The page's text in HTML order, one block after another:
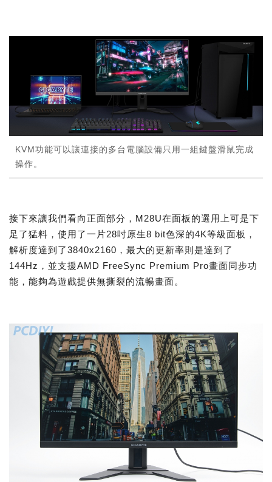
KVM功能可以讓連接的多台電腦設備只用一組鍵盤滑鼠完成
操作。
接下來讓我們看向正面部分，M28U在面板的選用上可是下
足了猛料，使用了一片28吋原生8 bit色深的4K等級面板，
解析度達到了3840x2160，最大的更新率則是達到了
144Hz，並支援AMD FreeSync Premium Pro畫面同步功
能，能夠為遊戲提供無撕裂的流暢畫面。